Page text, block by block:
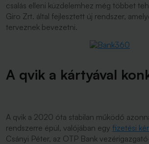
csalás elleni küzdelemhez még többet
Giro Zrt. által fejlesztett új rendszer,
terveznek bevezetni.
A qvik a kártyával
A qvik a 2020 óta stabilan működő
rendszerre épül, valójában egy fizetési
Csányi Péter, az OTP Bank